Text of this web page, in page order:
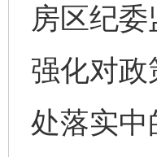
房区纪委
强化对
处落实中